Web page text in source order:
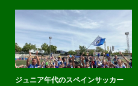
ジュニア年代のスペインサッカー